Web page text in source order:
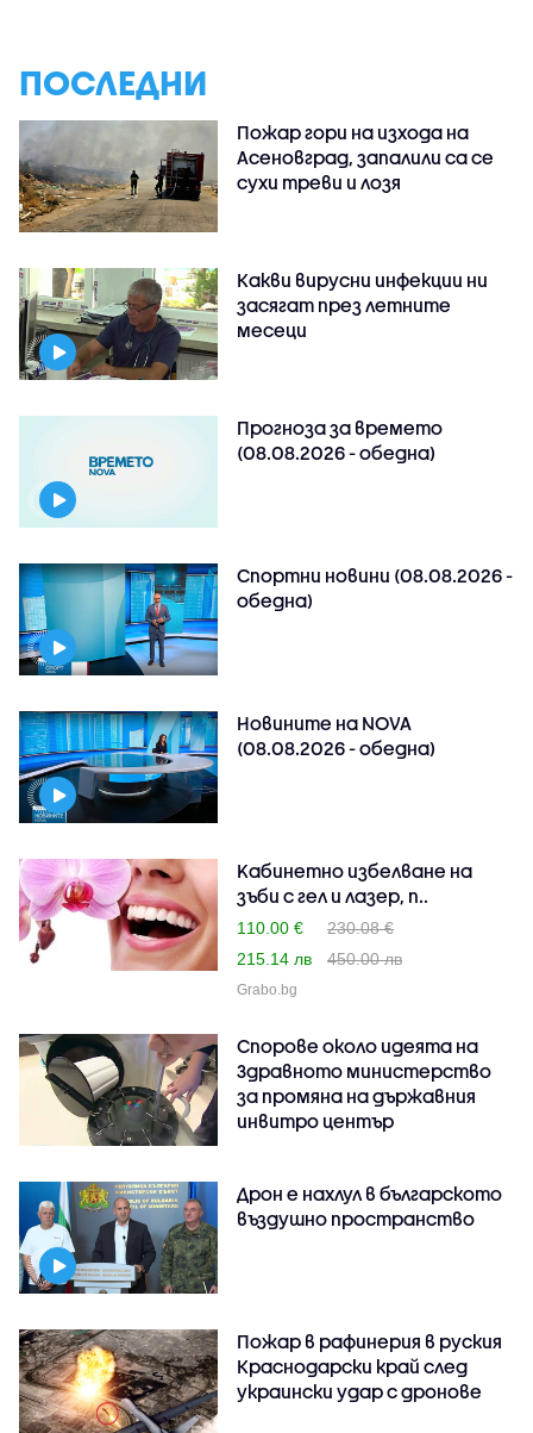
ПОСЛЕДНИ
Пожар гори на изхода на
Асеновград, запалили са се
сухи треви и лозя
Какви вирусни инфекции ни
засягат през летните
месеци
Прогноза за времето
(08.08.2026 - обедна)
Спортни новини (08.08.2026 -
обедна)
Новините на NOVA
(08.08.2026 - обедна)
Kабинетно избелване на
зъби с гел и лазер, п..
110.00 €
230.08 €
215.14 лв
450.00 лв
Grabo.bg
Спорове около идеята на
Здравното министерство
за промяна на държавния
инвитро център
Дрон е нахлул в българското
въздушно пространство
Пожар в рафинерия в руския
Краснодарски край след
украински удар с дронове